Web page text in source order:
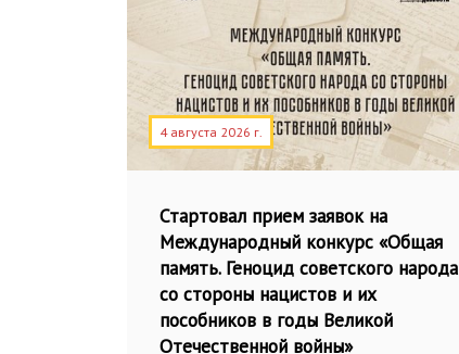
4 августа 2026 г.
Стартовал прием заявок на
Международный конкурс «Общая
память. Геноцид советского народа
со стороны нацистов и их
пособников в годы Великой
Отечественной войны»